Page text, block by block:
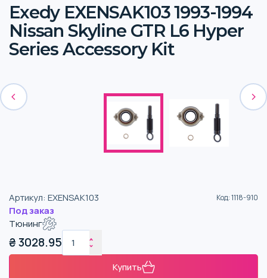
Exedy EXENSAK103 1993-1994
Nissan Skyline GTR L6 Hyper
Series Accessory Kit
Артикул: EXENSAK103 Код:1118-910
Под заказ
Тюнинг
₴3028.95
Купить